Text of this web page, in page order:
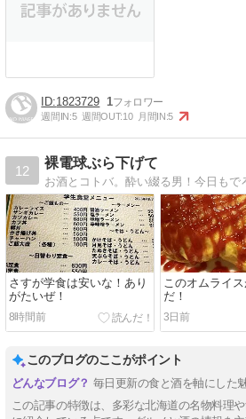
1823729 1
週間IN:5 週間OUT:10 月間IN:5
12
裸電球ぶら下げて
さすが学食は安いな！あり
がたいぜ！
8時間前
このオムライ
だ！
3日前
このブログのここがポイント
毎日更新の食と酒を軸にした
この記事の特徴は、多彩な北海道の名物料理